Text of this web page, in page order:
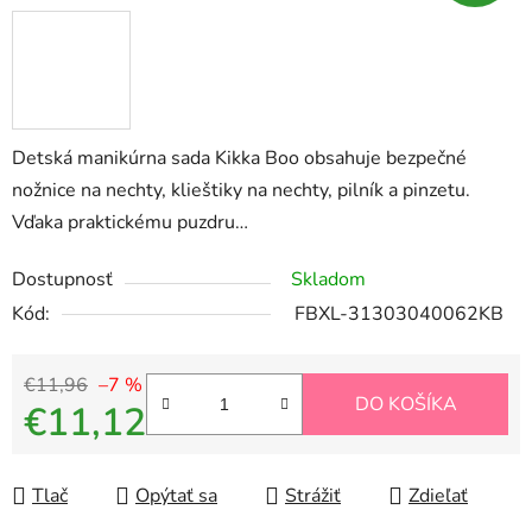
Detská manikúrna sada Kikka Boo obsahuje bezpečné
nožnice na nechty, klieštiky na nechty, pilník a pinzetu.
Vďaka praktickému puzdru…
Dostupnosť
Skladom
Kód:
FBXL-31303040062KB
€11,96 –7 %
€11,12 DO KOŠÍKA
Tlač Opýtať sa Strážiť Zdieľať